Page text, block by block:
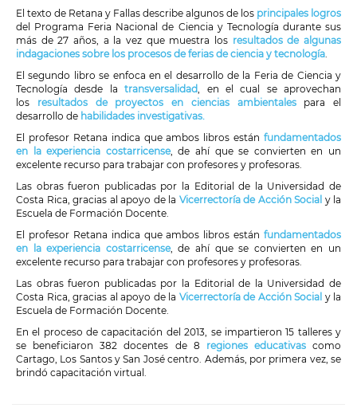
El texto de Retana y Fallas describe algunos de los principales logros
del Programa Feria Nacional de Ciencia y Tecnología durante sus
más de 27 años, a la vez que muestra los resultados de algunas
indagaciones sobre los procesos de ferias de ciencia y tecnología
El segundo libro se enfoca en el desarrollo de la Feria de Ciencia y
Tecnología desde la transversalidad , en el cual se aprovechan
los resultados de proyectos en ciencias ambientalespara el
desarrollo de habilidades investigativas.
El profesor Retana indica que ambos libros están fundamentados
en la experiencia costarricense, de ahí que se convierten en un
excelente recurso para trabajar con profesores y profesoras.
Las obras fueron publicadas por la Editorial de la Universidad de
Costa Rica, gracias al apoyo de la Vicerrectoría de Acción Social y la
Escuela de Formación Docente.
El profesor Retana indica que ambos libros están fundamentados
en la experiencia costarricense, de ahí que se convierten en un
excelente recurso para trabajar con profesores y profesoras.
Las obras fueron publicadas por la Editorial de la Universidad de
Costa Rica, gracias al apoyo de la Vicerrectoría de Acción Social y la
Escuela de Formación Docente.
En el proceso de capacitación del 2013, se impartieron 15 talleres y
se beneficiaron 382 docentes de 8 regiones educativas como
Cartago, Los Santos y San José centro. Además, por primera vez, se
brindó capacitación virtual.